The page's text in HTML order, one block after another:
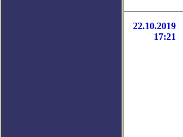
22.10.2019
17:21